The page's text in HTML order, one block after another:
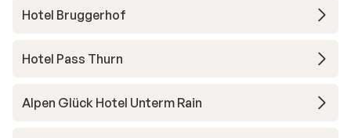
Hotel Bruggerhof
Hotel Pass Thurn
Alpen Glück Hotel Unterm Rain